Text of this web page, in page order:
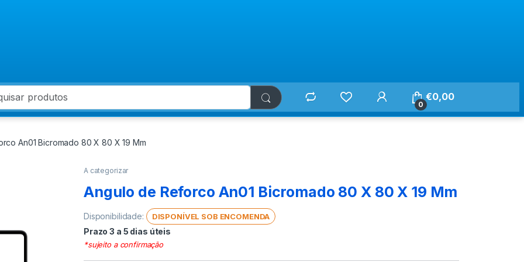
for:
0
€0,00
An01 Bicromado 80 X 80 X 19 Mm
A categorizar
Angulo de Reforco An01 Bicromado 80 X 80 X 19 Mm
Disponibilidade: DISPONÍVEL SOB ENCOMENDA
Prazo 3 a 5 dias úteis
*sujeito a confirmação